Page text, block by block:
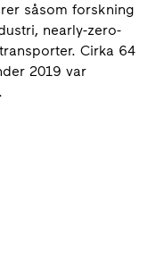
såsom forskning
nearly-zero-
Cirka 64
2019 var